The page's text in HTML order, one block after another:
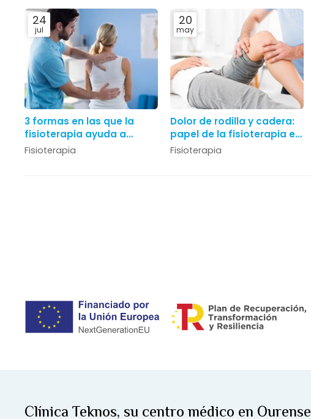
24
jul
3 formas en las que la
fisioterapia ayuda a
corregir los desequilibrios
posturales
Fisioterapia
20
may
Dolor de rodilla y cadera:
papel de la fisioterapia en
lesiones de impacto y
desgaste
Fisioterapia
Clínica Teknos, su centro médico en Ourense